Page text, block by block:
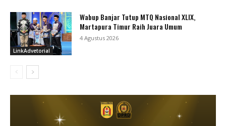
LinkAdvetorial
Wabup Banjar Tutup MTQ Nasional XLIX,
Martapura Timur Raih Juara Umum
4 Agustus 2026